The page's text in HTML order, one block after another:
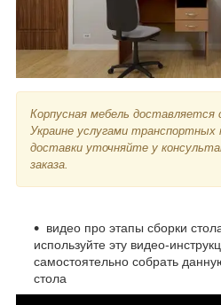
Корпусная мебель доставляется
Украине услугами
доставки уточняйте у
заказа.
видео про этапы сборки
используйте эту видео-
самостоятельно собрать
стола